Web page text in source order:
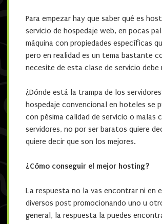
Para empezar hay que saber qué es
servicio de hospedaje web, en pocas
máquina con propiedades específicas
pero en realidad es un tema bastante
necesite de esta clase de servicio debe
¿Dónde está la trampa de los
hospedaje convencional en hoteles se
con pésima calidad de servicio o
servidores, no por ser baratos quiere
quiere decir que son los mejores.
¿Cómo conseguir el mejor hosting?
La respuesta no la vas encontrar ni
diversos post promocionando uno u
general, la respuesta la puedes